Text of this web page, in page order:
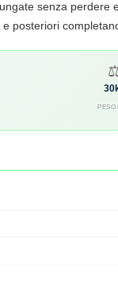
senza
posteriori
PESO